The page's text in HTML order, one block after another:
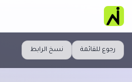
رجوع للقائمة نسخ الرابط